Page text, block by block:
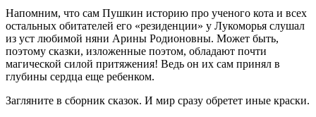
Напомним, что сам Пушкин историю про ученого кота и всех
остальных обитателей его «резиденции» у Лукоморья слушал
из уст любимой няни Арины Родионовны. Может быть,
поэтому сказки, изложенные поэтом, обладают почти
магической силой притяжения! Ведь он их сам принял в
глубины сердца еще ребенком.
Загляните в сборник сказок. И мир сразу обретет иные краски.